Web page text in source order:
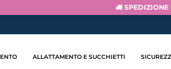
ALLATTAMENTO E SUCCHIETTI